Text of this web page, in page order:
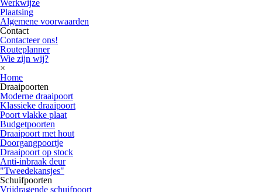
Werkwijze
Plaatsing
Algemene voorwaarden
Contact
Contacteer ons!
Routeplanner
Wie zijn wij?
×
Home
Draaipoorten
Moderne draaipoort
Klassieke draaipoort
Poort vlakke plaat
Budgetpoorten
Draaipoort met hout
Doorgangpoortje
Draaipoort op stock
Anti-inbraak deur
"Tweedekansjes"
Schuifpoorten
Vrijdragende schuifpoort